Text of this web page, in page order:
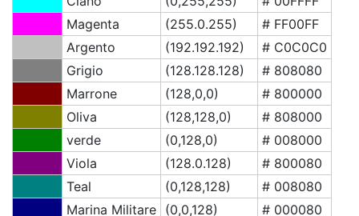
Magenta
(255.0.255)
# FF00FF
Argento
(192.192.192)
# C0C0C0
Grigio
(128.128.128)
# 808080
Marrone
(128,0,0)
# 800000
Oliva
(128,128,0)
# 808000
verde
(0,128,0)
# 008000
Viola
(128.0.128)
# 800080
Teal
(0,128,128)
# 008080
Marina Militare (0,0,128) # 000080